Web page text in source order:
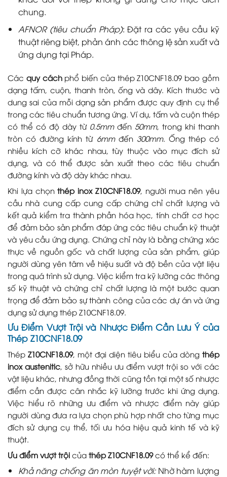
chung.
AFNOR (tiêu chuẩn Pháp): Đặt ra các yêu cầu kỹ
thuật riêng biệt, phản ánh các thông lệ sản xuất và
ứng dụng tại Pháp.
Các quy cáchphổ biến của thép Z10CNF18.09 bao gồm
dạng tấm, cuộn, thanh tròn, ống và dây. Kích thước và
dung sai của mỗi dạng sản phẩm được quy định cụ thể
trong các tiêu chuẩn tương ứng. Ví dụ, tấm và cuộn thép
có thể có độ dày từ 0.5mmđến 50mm, trong khi thanh
tròn có đường kính từ 6mmđến 300mm. Ống thép có
nhiều kích cỡ khác nhau, tùy thuộc vào mục đích sử
dụng, và có thể được sản xuất theo các tiêu chuẩn
đường kính và độ dày khác nhau.
Khi lựa chọnthép inox Z10CNF18.09, người mua nên yêu
cầu nhà cung cấp cung cấp chứng chỉ chất lượng và
kết quả kiểm tra thành phần hóa học, tính chất cơ học
để đảm bảo sản phẩm đáp ứng các tiêu chuẩn kỹ thuật
và yêu cầu ứng dụng. Chứng chỉ này là bằng chứng xác
thực về nguồn gốc và chất lượng của sản phẩm, giúp
người dùng yên tâm về hiệu suất và độ bền của vật liệu
trong quá trình sử dụng. Việc kiểm tra kỹ lưỡng các thông
số kỹ thuật và chứng chỉ chất lượng là một bước quan
trọng để đảm bảo sự thành công của các dự án và ứng
dụng sử dụng thép Z10CNF18.09.
Ưu Điểm Vượt Trội và Nhược Điểm Cần Lưu Ý của
Thép Z10CNF18.09
Thép Z10CNF18.09, một đại diện tiêu biểu của dòng thép
inox austenitic, sở hữu nhiều ưu điểm vượt trội so với các
vật liệu khác, nhưng đồng thời cũng tồn tại một số nhược
điểm cần được cân nhắc kỹ lưỡng trước khi ứng dụng.
Việc hiểu rõ những ưu điểm và nhược điểm này giúp
người dùng đưa ra lựa chọn phù hợp nhất cho từng mục
đích sử dụng cụ thể, tối ưu hóa hiệu quả kinh tế và kỹ
thuật.
Ưu điểm vượt trội của thép Z10CNF18.09có thể kể đến:
Khả năng chống ăn mòn tuyệt vời:Nhờ hàm lượng